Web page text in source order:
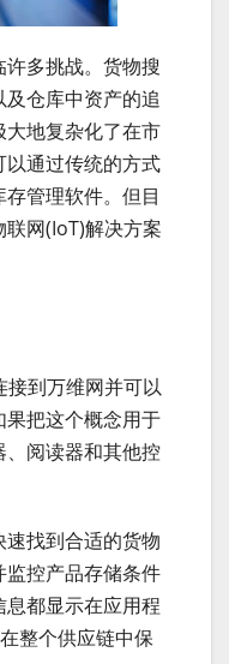
多挑战。货物搜
仓库中资产的追
地复杂化了在市
通过传统的方式
管理软件。但目
网(IoT)解决方案
接到万维网并可以
把这个概念用于
阅读器和其他控
找到合适的货物
控产品存储条件
都显示在应用程
整个供应链中保